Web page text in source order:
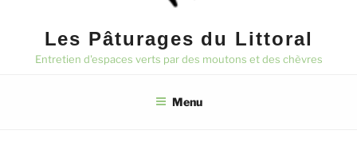
Les Pâturages du Littoral
Entretien d'espaces verts par des moutons et des chèvres
Menu